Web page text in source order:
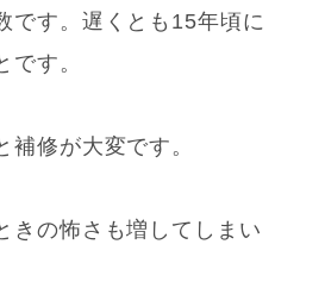
です。遅くとも15年頃に
です。
補修が大変です。
きの怖さも増してしまい